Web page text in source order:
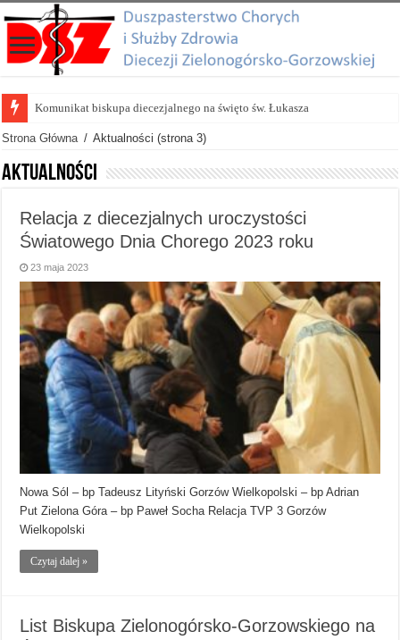
Komunikat biskupa diecezjalnego na święto św. Łukasza
Prace przygotowawcze do VII edycji nagrody Lubuski Samarytanin
Strona Główna / Aktualności (strona 3)
Aktualności
Relacja z diecezjalnych uroczystości
Światowego Dnia Chorego 2023 roku
23 maja 2023
Nowa Sól – bp Tadeusz Lityński Gorzów Wielkopolski – bp Adrian
Put Zielona Góra – bp Paweł Socha Relacja TVP 3 Gorzów
Wielkopolski
Czytaj dalej »
List Biskupa Zielonogórsko-Gorzowskiego na